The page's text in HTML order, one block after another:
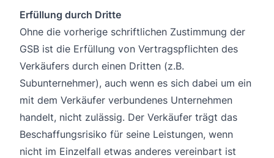
Erfüllung durch Dritte
Ohne die vorherige schriftlichen Zustimmung der
GSB ist die Erfüllung von Vertragspflichten des
Verkäufers durch einen Dritten (z.B.
Subunternehmer), auch wenn es sich dabei um ein
mit dem Verkäufer verbundenes Unternehmen
handelt, nicht zulässig. Der Verkäufer trägt das
Beschaffungsrisiko für seine Leistungen, wenn
nicht im Einzelfall etwas anderes vereinbart ist